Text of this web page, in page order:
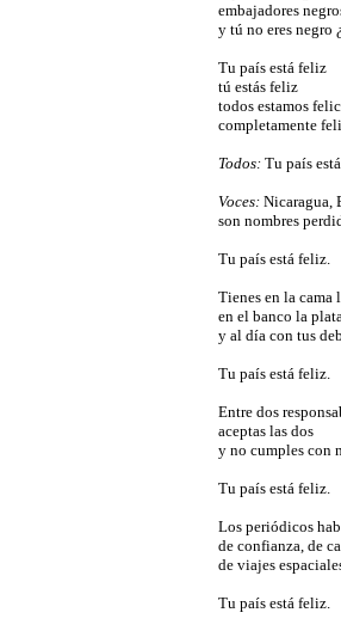
embajadores
y tú no eres negro
Tu país está feliz
tú estás feliz
todos estamos
completamente
Todos: Tu país
Voces: Nicaragua,
son nombres
Tu país está feliz.
Tienes en la cama
en el banco la
y al día con tus
Tu país está feliz.
Entre dos
aceptas las dos
y no cumples con
Tu país está feliz.
Los periódicos
de confianza, de
de viajes
Tu país está feliz.